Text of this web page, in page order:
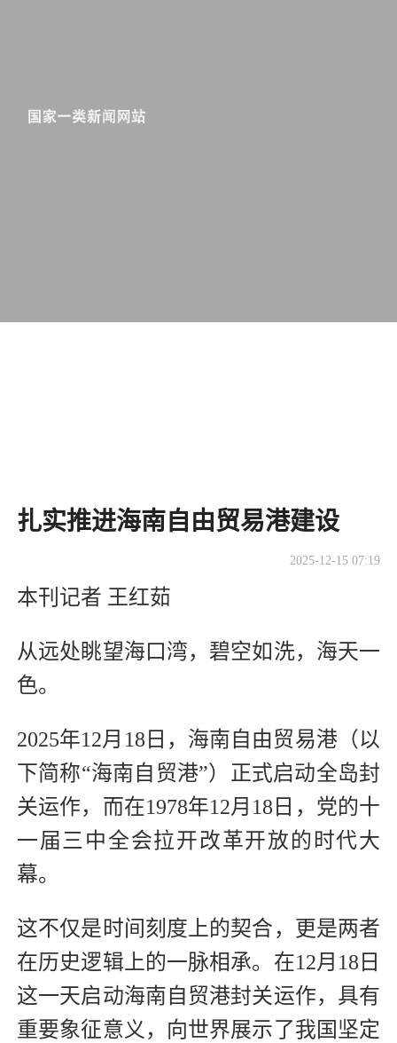
扎实推进海南自由贸易港建设
2025-12-15 07:19
本刊记者 王红茹
从远处眺望海口湾，碧空如洗，海天一
色。
2025年12月18日，海南自由贸易港（以
下简称“海南自贸港”）正式启动全岛封
关运作，而在1978年12月18日，党的十
一届三中全会拉开改革开放的时代大
幕。
这不仅是时间刻度上的契合，更是两者
在历史逻辑上的一脉相承。在12月18日
这一天启动海南自贸港封关运作，具有
重要象征意义，向世界展示了我国坚定